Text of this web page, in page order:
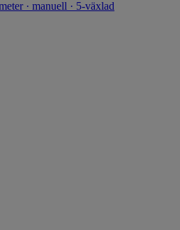
· manuell · 5-växlad